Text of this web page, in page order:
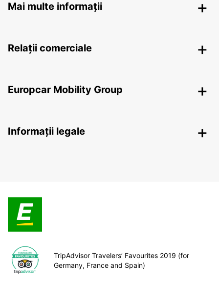
Mai multe informații
Relații comerciale
Europcar Mobility Group
Informații legale
TripAdvisor Travelers’ Favourites 2019 (for
Germany, France and Spain)